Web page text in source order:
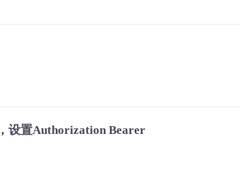
设置Authorization Bearer